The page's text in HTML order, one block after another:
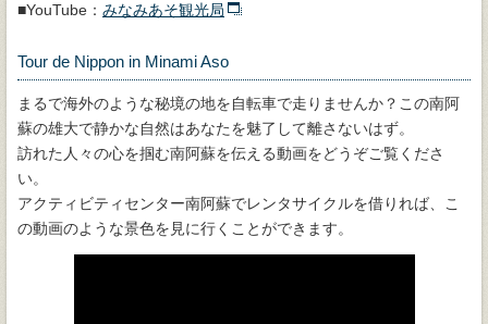
■YouTube： みなみあそ観光局
Tour de Nippon in Minami Aso
まるで海外のような秘境の地を自転車で走りませんか？この南阿
蘇の雄大で静かな自然はあなたを魅了して離さないはず。
訪れた人々の心を掴む南阿蘇を伝える動画をどうぞご覧くださ
い。
アクティビティセンター南阿蘇でレンタサイクルを借りれば、こ
の動画のような景色を見に行くことができます。